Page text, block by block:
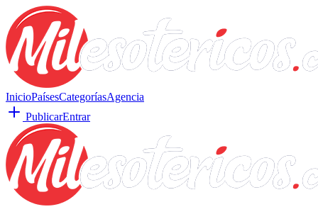
InicioPaísesCategoríasAgencia
PublicarEntrar